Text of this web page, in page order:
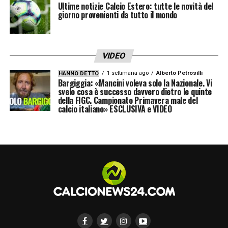
plusvalenze significative, ma la scelta di
trattenere Svilar dimostra come la qualità e
interessi puramente economici. La Roma
continua a valutare cessioni di altri
giocatori per completare il bilancio, ma la
porta resta saldamente affidata al portiere
Con la difesa guidata da Svilar, la Roma può
contare su un punto di riferimento affidabile
e un leader silenzioso, capace di ispirare
Ultime notizie Calcio Estero: tutte le novità del
giorno provenienti da tutto il mondo
VIDEO
HANNO DETTO 1 settimana ago Alberto Petrosilli
Bargiggia: «Mancini voleva solo la Nazionale. Vi
svelo cosa è successo davvero dietro le quinte
della FIGC. Campionato Primavera male del
calcio italiano» ESCLUSIVA e VIDEO